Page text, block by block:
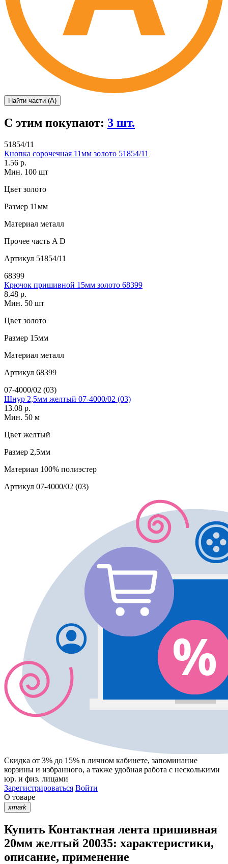
Найти части (А)
С этим покупают: 3 шт.
51854/11
Кнопка сорочечная 11мм золото 51854/11
1.56 р.
Мин. 100 шт
Цвет золото
Размер 11мм
Материал металл
Прочее часть A D
Артикул 51854/11
68399
Крючок пришивной 15мм золото 68399
8.48 р.
Мин. 50 шт
Цвет золото
Размер 15мм
Материал металл
Артикул 68399
07-4000/02 (03)
Шнур 2,5мм желтый 07-4000/02 (03)
13.08 р.
Мин. 50 м
Цвет желтый
Размер 2,5мм
Материал 100% полиэстер
Артикул 07-4000/02 (03)
Скидка от 3% до 15% в личном кабинете, запоминание
корзины и избранного, а также удобная работа с несколькими
юр. и физ. лицами
Зарегистрироваться Войти
О товаре
xmark
Купить Контактная лента пришивная
20мм желтый 20035: характеристики,
описание, применение